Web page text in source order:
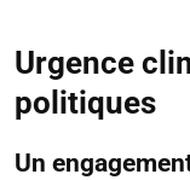
Urgence
politiques
Un